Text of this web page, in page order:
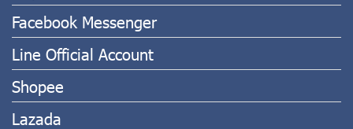
Facebook Messenger
Line Official Account
Shopee
Lazada